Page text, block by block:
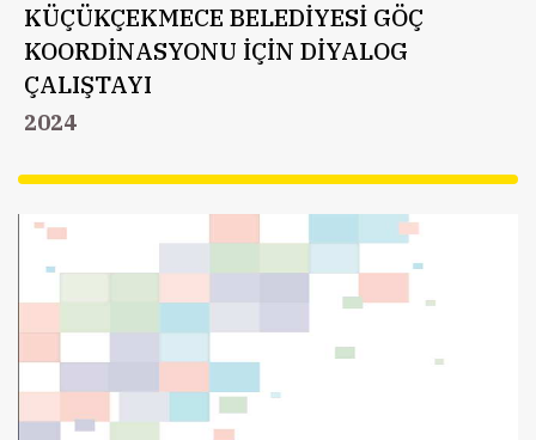
KÜÇÜKÇEKMECE BELEDİYESİ GÖÇ
KOORDİNASYONU İÇİN DİYALOG
ÇALIŞTAYI
2024